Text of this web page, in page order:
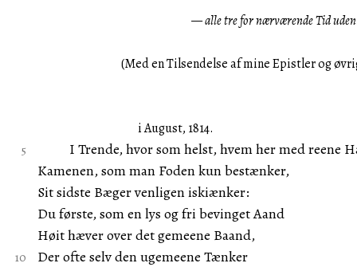
— alle tre for nærværende Tid
(Med en Tilsendelse af mine Epistler og
i August, 1814.
I Trende, hvor som helst, hvem her med reene
Kamenen, som man Foden kun bestænker,
Sit sidste Bæger venligen iskiænker:
Du første, som en lys og fri bevinget Aand
Høit hæver over det gemeene Baand,
Der ofte selv den ugemeene Tænker